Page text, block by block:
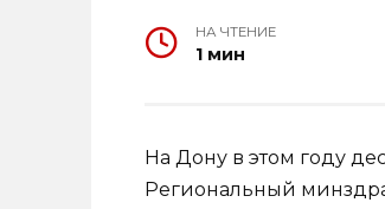
НА ЧТЕНИЕ
1 мин
На Дону в этом году
Региональный